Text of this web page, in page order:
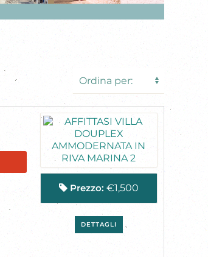
Prezzo: €1,500
DETTAGLI